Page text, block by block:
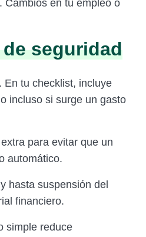
Cambios en tu empleo o
seguridad
En tu checklist, incluye
incluso si surge un gasto
para evitar que un
automático.
hasta suspensión del
financiero.
simple reduce